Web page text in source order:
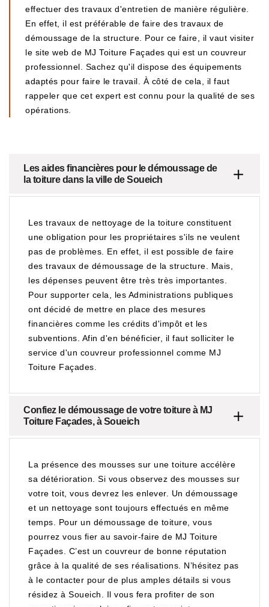
effectuer des travaux d'entretien de manière régulière.
En effet, il est préférable de faire des travaux de
démoussage de la structure. Pour ce faire, il vaut visiter
le site web de MJ Toiture Façades qui est un couvreur
professionnel. Sachez qu'il dispose des équipements
adaptés pour faire le travail. À côté de cela, il faut
rappeler que cet expert est connu pour la qualité de ses
opérations.
Les aides financières pour le démoussage de
la toiture dans la ville de Soueich
Les travaux de nettoyage de la toiture constituent
une obligation pour les propriétaires s'ils ne veulent
pas de problèmes. En effet, il est possible de faire
des travaux de démoussage de la structure. Mais,
les dépenses peuvent être très très importantes.
Pour supporter cela, les Administrations publiques
ont décidé de mettre en place des mesures
financières comme les crédits d'impôt et les
subventions. Afin d'en bénéficier, il faut solliciter le
service d'un couvreur professionnel comme MJ
Toiture Façades.
Confiez le démoussage de votre toiture à MJ
Toiture Façades, à Soueich
La présence des mousses sur une toiture accélère
sa détérioration. Si vous observez des mousses sur
votre toit, vous devrez les enlever. Un démoussage
et un nettoyage sont toujours effectués en même
temps. Pour un démoussage de toiture, vous
pourrez vous fier au savoir-faire de MJ Toiture
Façades. C’est un couvreur de bonne réputation
grâce à la qualité de ses réalisations. N’hésitez pas
à le contacter pour de plus amples détails si vous
résidez à Soueich. Il vous fera profiter de son